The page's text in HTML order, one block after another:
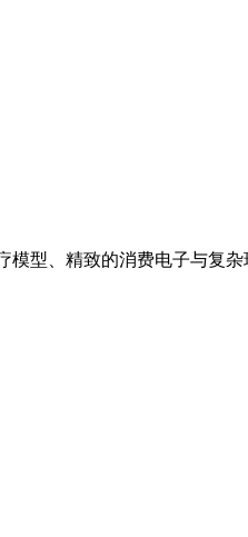
型、精致的消费电子与复